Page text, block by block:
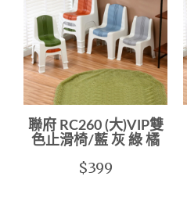
聯府 RC260 (大)VIP雙
色止滑椅/藍 灰 綠 橘
$399